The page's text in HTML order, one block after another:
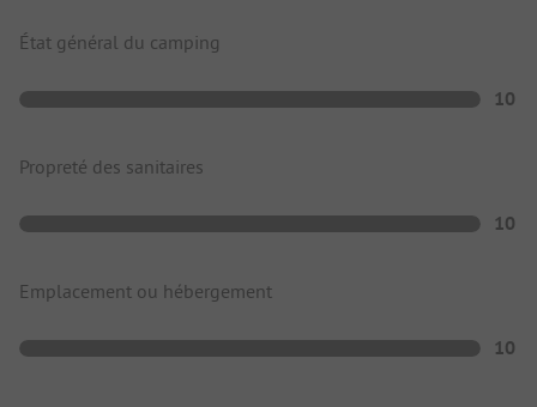
État général du camping
10
Propreté des sanitaires
10
Emplacement ou hébergement
10